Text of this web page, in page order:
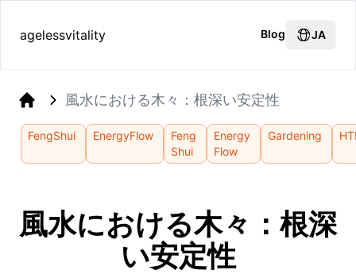
agelessvitality Blog JA
風水における木々：根深い安定性
FengShui EnergyFlow
Feng
Shui
Energy
Flow
Gardening
風水における木々：根深
い安定性